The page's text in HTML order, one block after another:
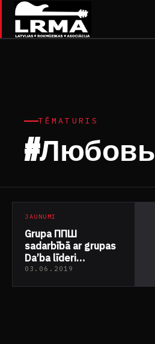
TĒMATURIS
#Любовь
JAUNUMI
Grupa ППШ
sadarbībā ar grupas
Da’ba līderi
Aleksandru
03.06.2019